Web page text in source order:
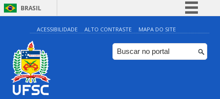
BRASIL
Simplifique!
Comunica BR
Participe
ACESSIBILIDADE ALTO CONTRASTE MAPA DO SITE
0:00